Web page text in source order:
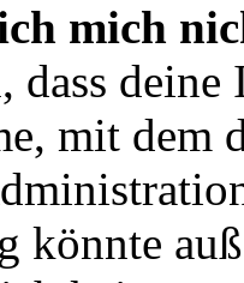
mich
dass
mit dem
könnte